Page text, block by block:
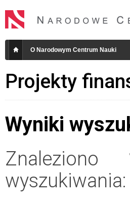
O Narodowym Centrum Nauki
Projekty
Wyniki
Znaleziono
wyszukiwania: